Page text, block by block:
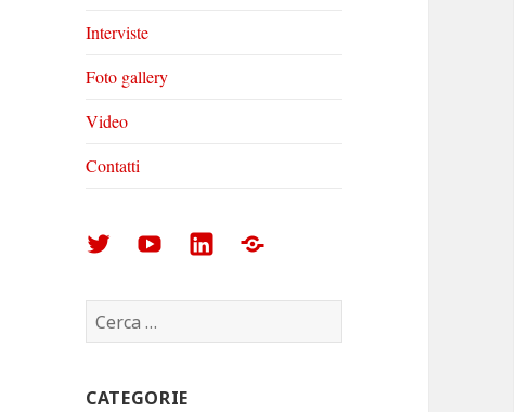
Interviste
Foto gallery
Video
Contatti
Arturo
Corinto
su
Arturo
Corinto
su
Arturo
su
Foto
Ricerca
per:
CATEGORIE